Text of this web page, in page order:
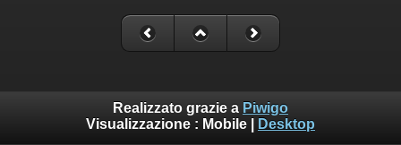
Realizzato grazie a Piwigo
Visualizzazione : Mobile Desktop